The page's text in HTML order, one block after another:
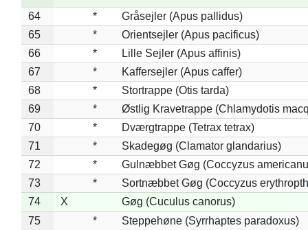
64 *
Gråsejler (Apus pallidus)
65
*
Orientsejler (Apus pacificus)
66
*
Lille Sejler (Apus affinis)
67
*
Kaffersejler (Apus caffer)
68
*
Stortrappe (Otis tarda)
69
*
Østlig Kravetrappe (Chlamydotis
70
*
Dværgtrappe (Tetrax tetrax)
71
*
Skadegøg (Clamator glandarius)
72
*
Gulnæbbet Gøg (Coccyzus
73
*
Sortnæbbet Gøg (Coccyzus
74
X
Gøg (Cuculus canorus)
75
*
Steppehøne (Syrrhaptes paradoxus)